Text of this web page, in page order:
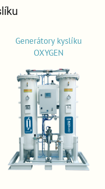
Generátory kyslíku
OXYGEN